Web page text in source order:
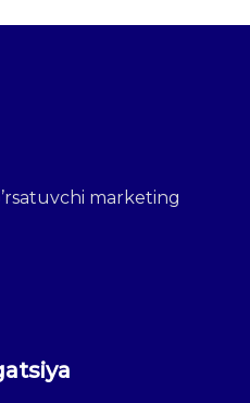
marketing